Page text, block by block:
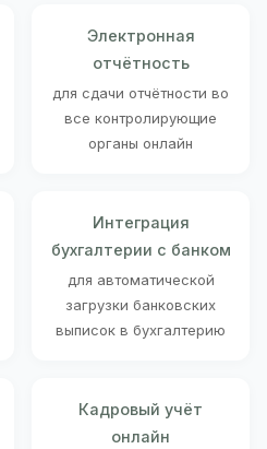
Электронная
отчётность
для сдачи отчётности во
все контролирующие
органы онлайн
Интеграция
бухгалтерии с банком
для автоматической
загрузки банковских
выписок в бухгалтерию
Кадровый учёт
онлайн